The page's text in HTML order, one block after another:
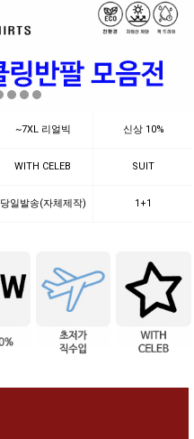
~7XL 리얼빅 신상 10%
WITH CELEB SUIT
당일발송(자체제작) 1+1